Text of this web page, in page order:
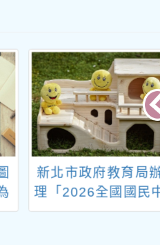
新北市政府教育局
理「2026全國國民
小學童軍大露營」